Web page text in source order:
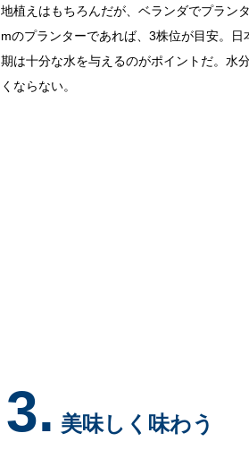
地植えはもちろんだが、ベランダでプラン
mのプランターであれば、3株位が目安。日
期は十分な水を与えるのがポイントだ。水
くならない。
3. 美味しく味わう